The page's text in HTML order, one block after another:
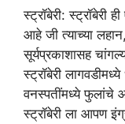
स्ट्रॉबेरी: स्ट्रॉबेरी
आहे जी त्याच्या
सूर्यप्रकाशासह
स्ट्रॉबेरी
वनस्पतींमध्ये फुलांचे
स्ट्रॉबेरी ला आपण